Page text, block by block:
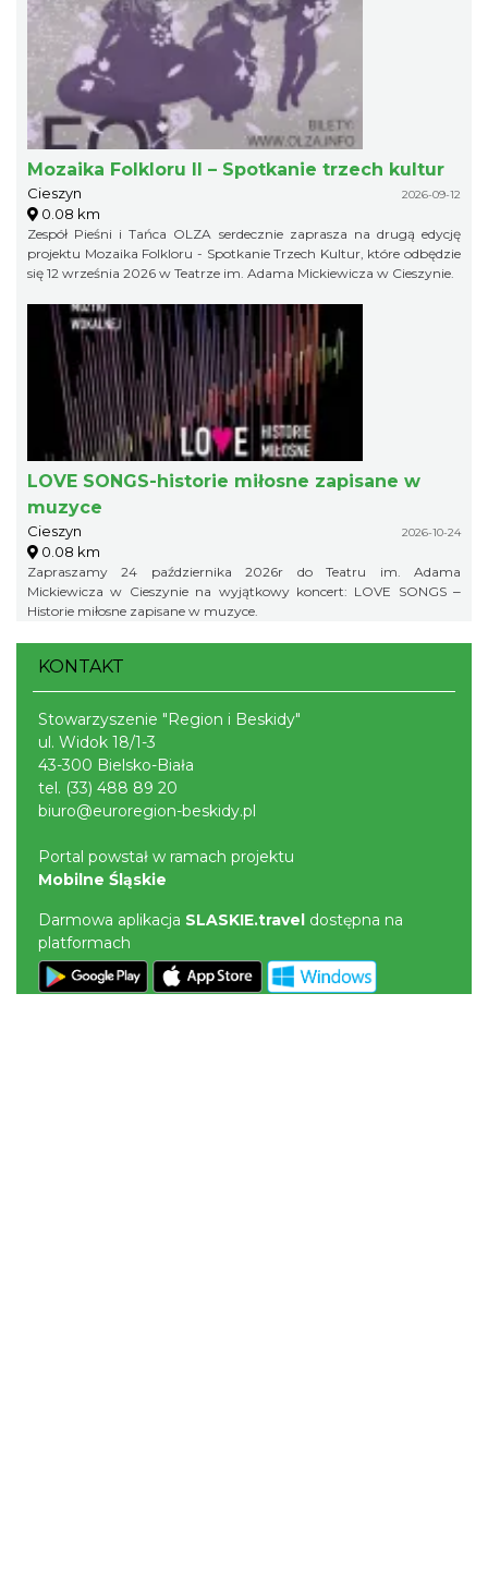
Mozaika Folkloru II – Spotkanie trzech kultur
Cieszyn 2026-09-12
0.08 km
Zespół Pieśni i Tańca OLZA serdecznie zaprasza na drugą edycję
projektu Mozaika Folkloru - Spotkanie Trzech Kultur, które odbędzie
się 12 września 2026 w Teatrze im. Adama Mickiewicza w Cieszynie.
LOVE SONGS-historie miłosne zapisane w
muzyce
Cieszyn 2026-10-24
0.08 km
Zapraszamy 24 października 2026r do Teatru im. Adama
Mickiewicza w Cieszynie na wyjątkowy koncert: LOVE SONGS ‒
Historie miłosne zapisane w muzyce.
KONTAKT
Stowarzyszenie "Region i Beskidy"
ul. Widok 18/1-3
43-300 Bielsko-Biała
tel. (33) 488 89 20
biuro@euroregion-beskidy.pl
Portal powstał w ramach projektu
Mobilne Śląskie
Darmowa aplikacja SLASKIE.travel dostępna na
platformach